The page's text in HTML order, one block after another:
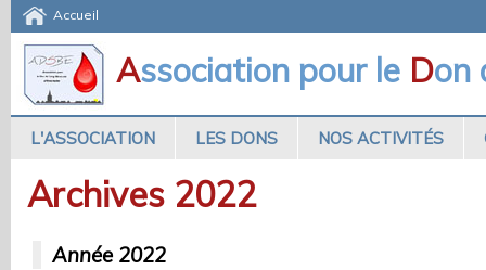
Accueil
Association pour le Don
L'ASSOCIATION LES DONS NOS ACTIVITÉS
Archives 2022
Année 2022